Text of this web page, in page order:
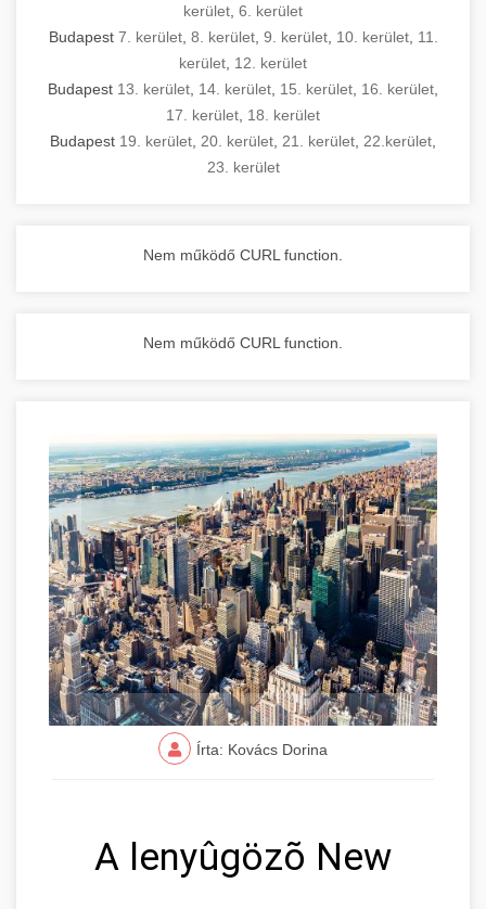
kerület 6. kerület
Budapest 7. kerület, 8. kerület, 9. kerület, 10. kerület, 11.
kerület 12. kerület
Budapest 13. kerület 14. kerület 15. kerület 16. kerület
17. kerület 18. kerület
Budapest 19. kerület 20. kerület 21. kerület 22.kerület
23. kerület
Nem működő CURL function.
Nem működő CURL function.
Írta: Kovács Dorina
A lenyûgözõ New